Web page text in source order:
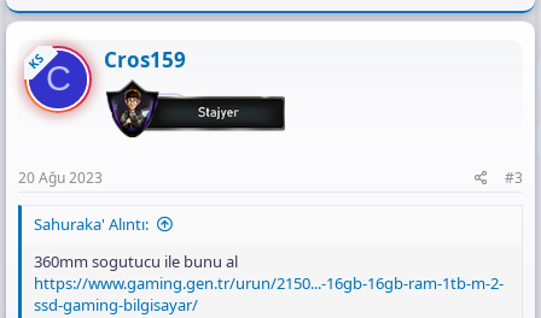
KSC Cros159
20 Ağu 2023 #3
Sahuraka' Alıntı:
360mm sogutucu ile bunu al
https://www.gaming.gen.tr/urun/2150...-16gb-16gb-ram-1tb-m-2-
ssd-gaming-bilgisayar/